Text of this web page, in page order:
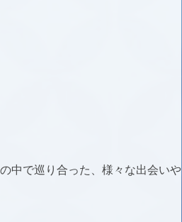
中で巡り合った、様々な出会いや